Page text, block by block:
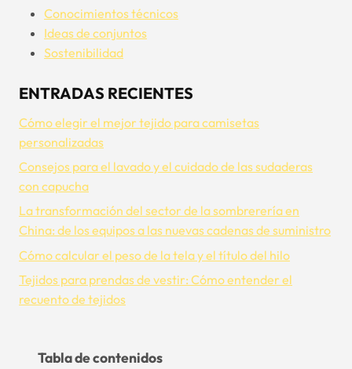
Conocimientos técnicos
Ideas de conjuntos
Sostenibilidad
ENTRADAS RECIENTES
Cómo elegir el mejor tejido para camisetas
personalizadas
Consejos para el lavado y el cuidado de las sudaderas
con capucha
La transformación del sector de la sombrerería en
China: de los equipos a las nuevas cadenas de suministro
Cómo calcular el peso de la tela y el título del hilo
Tejidos para prendas de vestir: Cómo entender el
recuento de tejidos
Tabla de contenidos